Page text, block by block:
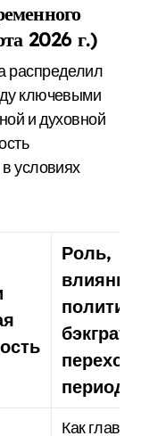
2026 г.)
распределил
ключевыми
и духовной
условиях
Роль,
влияние
период
Как глава